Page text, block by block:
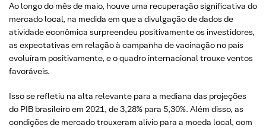
Ao longo do mês de maio, houve uma recuperação significativa do
mercado local, na medida em que a divulgação de dados de
atividade econômica surpreendeu positivamente os investidores,
as expectativas em relação à campanha de vacinação no país
evoluíram positivamente, e o quadro internacional trouxe ventos
favoráveis.
Isso se refletiu na alta relevante para a mediana das projeções
do PIB brasileiro em 2021, de 3,28% para 5,30%. Além disso, as
condições de mercado trouxeram alívio para a moeda local, com